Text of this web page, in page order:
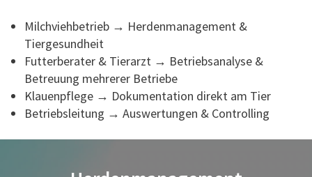
Milchviehbetrieb → Herdenmanagement &
Tiergesundheit
Futterberater & Tierarzt → Betriebsanalyse &
Betreuung mehrerer Betriebe
Klauenpflege → Dokumentation direkt am Tier
Betriebsleitung → Auswertungen & Controlling